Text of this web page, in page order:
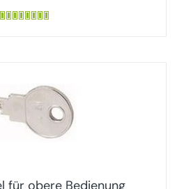
für obere Bedienung